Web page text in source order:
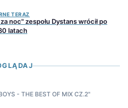
TERAZ
noc" zespołu Dystans wrócił po
latach
- THE BEST OF MIX CZ.2"